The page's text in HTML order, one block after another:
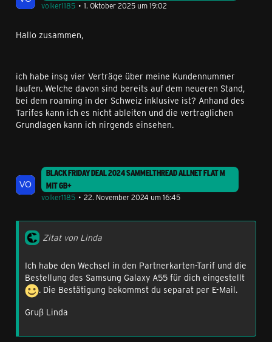
volker1185
1. Oktober 2025 um 19:02
Hallo zusammen,
ich habe insg vier Verträge über meine Kundennummer
laufen. Welche davon sind bereits auf dem neueren Stand,
bei dem roaming in der Schweiz inklusive ist? Anhand des
Tarifes kann ich es nicht ableiten und die vertraglichen
Grundlagen kann ich nirgends einsehen.
BLACK FRIDAY DEAL 2024 SAMMELTHREAD ALLNET FLAT M
MIT GB+
volker1185
22. November 2024 um 16:45
Zitat von Linda
Ich habe den Wechsel in den Partnerkarten-Tarif und die
Bestellung des Samsung Galaxy A55 für dich eingestellt
. Die Bestätigung bekommst du separat per E-Mail.
Gruß Linda